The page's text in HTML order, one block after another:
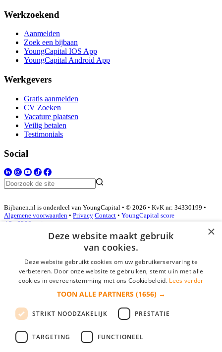
Werkzoekend
Aanmelden
Zoek een bijbaan
YoungCapital IOS App
YoungCapital Android App
Werkgevers
Gratis aanmelden
CV Zoeken
Vacature plaatsen
Veilig betalen
Testimonials
Social
Bijbanen.nl is onderdeel van YoungCapital • © 2026 • KvK nr: 34330199 •
Algemene voorwaarden • Privacy Contact • YoungCapital score
4.3 - 3366 reviews
Inloggen als bedrijf
*
login gegevens onthouden
login
×
Deze website maakt gebruik
van cookies.
Deze website gebruikt cookies om uw gebruikerservaring te
verbeteren. Door onze website te gebruiken, stemt u in met alle
cookies in overeenstemming met ons Cookiebeleid. Lees verder
TOON ALLE PARTNERS (1656) →
STRIKT NOODZAKELIJK PRESTATIE
TARGETING FUNCTIONEEL